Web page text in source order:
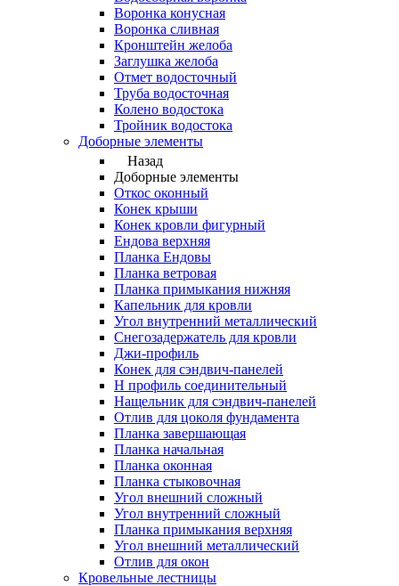
Воронка конусная
Воронка сливная
Кронштейн желоба
Заглушка желоба
Отмет водосточный
Труба водосточная
Колено водостока
Тройник водостока
Доборные элементы
Назад
Доборные элементы
Откос оконный
Конек крыши
Конек кровли фигурный
Ендова верхняя
Планка Ендовы
Планка ветровая
Планка примыкания нижняя
Капельник для кровли
Угол внутренний металлический
Снегозадержатель для кровли
Джи-профиль
Конек для сэндвич-панелей
Н профиль соединительный
Нащельник для сэндвич-панелей
Отлив для цоколя фундамента
Планка завершающая
Планка начальная
Планка оконная
Планка стыковочная
Угол внешний сложный
Угол внутренний сложный
Планка примыкания верхняя
Угол внешний металлический
Отлив для окон
Кровельные лестницы